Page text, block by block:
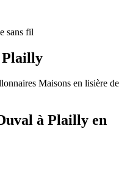
sans fil
Maisons en lisière de
à Plailly en